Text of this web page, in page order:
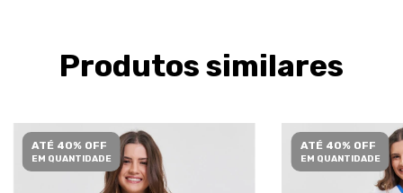
Produtos similares
ATÉ 40% OFF
EM QUANTIDADE
ATÉ 40% OFF
EM QUANTIDADE